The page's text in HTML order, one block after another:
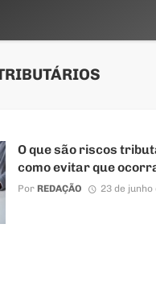
O que são riscos
como evitar que
Por REDAÇÃO 23 de junho